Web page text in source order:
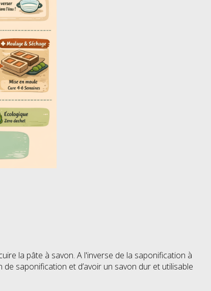
la pâte à savon. A l'inverse de la saponification à
saponification et d’avoir un savon dur et utilisable